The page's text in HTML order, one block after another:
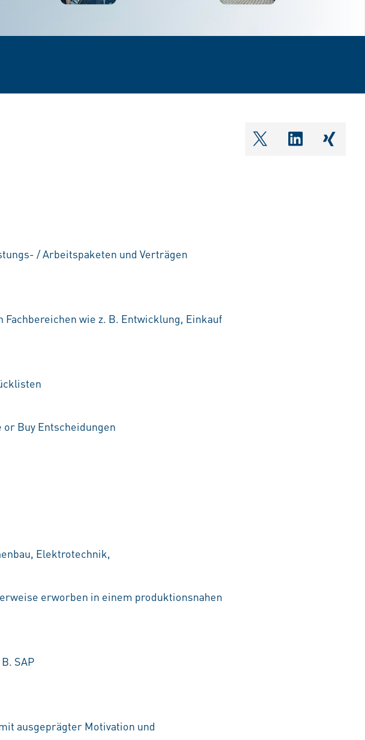
shareOntwitter
/ Arbeitspaketen und Verträgen
wie z. B. Entwicklung, Einkauf
Buy Entscheidungen
Elektrotechnik,
erworben in einem produktionsnahen
SAP
ausgeprägter Motivation und